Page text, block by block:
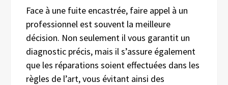
Face à une fuite encastrée, faire appel à un
professionnel est souvent la meilleure
décision. Non seulement il vous garantit un
diagnostic précis, mais il s’assure également
que les réparations soient effectuées dans les
règles de l’art, vous évitant ainsi des